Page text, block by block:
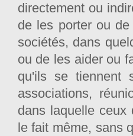
directement ou
de les porter ou
sociétés, dans
ou de les aider ou
qu'ils se tiennent
associations,
dans laquelle ceux
le fait même, sans